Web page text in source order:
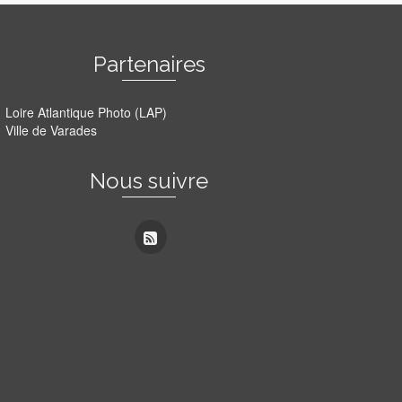
Partenaires
Loire Atlantique Photo (LAP)
Ville de Varades
Nous suivre